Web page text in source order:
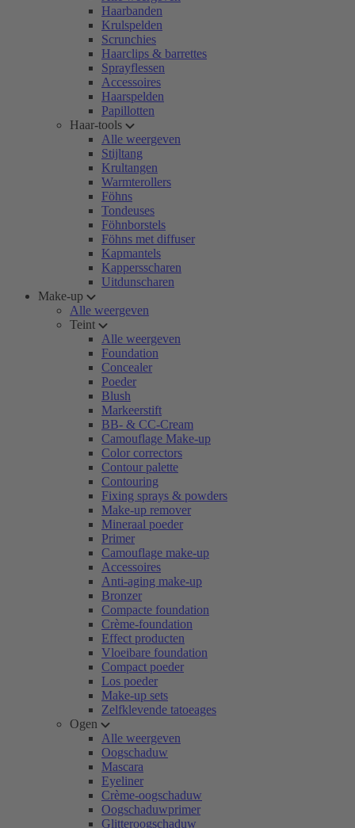
Haarbanden
Krulspelden
Scrunchies
Haarclips & barrettes
Sprayflessen
Accessoires
Haarspelden
Papillotten
Haar-tools
Alle weergeven
Stijltang
Krultangen
Warmterollers
Föhns
Tondeuses
Föhnborstels
Föhns met diffuser
Kapmantels
Kappersscharen
Uitdunscharen
Make-up
Alle weergeven
Teint
Alle weergeven
Foundation
Concealer
Poeder
Blush
Markeerstift
BB- & CC-Cream
Camouflage Make-up
Color correctors
Contour palette
Contouring
Fixing sprays & powders
Make-up remover
Mineraal poeder
Primer
Camouflage make-up
Accessoires
Anti-aging make-up
Bronzer
Compacte foundation
Crème-foundation
Effect producten
Vloeibare foundation
Compact poeder
Los poeder
Make-up sets
Zelfklevende tatoeages
Ogen
Alle weergeven
Oogschaduw
Mascara
Eyeliner
Crème-oogschaduw
Oogschaduwprimer
Glitteroogschaduw